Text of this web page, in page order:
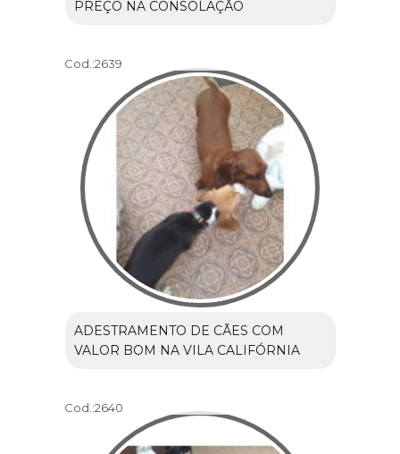
PREÇO NA CONSOLAÇÃO
Cod.:2639
ADESTRAMENTO DE CÃES COM
VALOR BOM NA VILA CALIFÓRNIA
Cod.:2640